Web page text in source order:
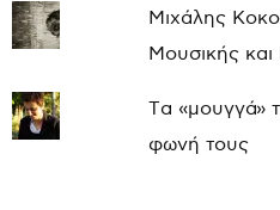
Μιχάλης
Μουσικής
Τα «μουγγά»
φωνή τους